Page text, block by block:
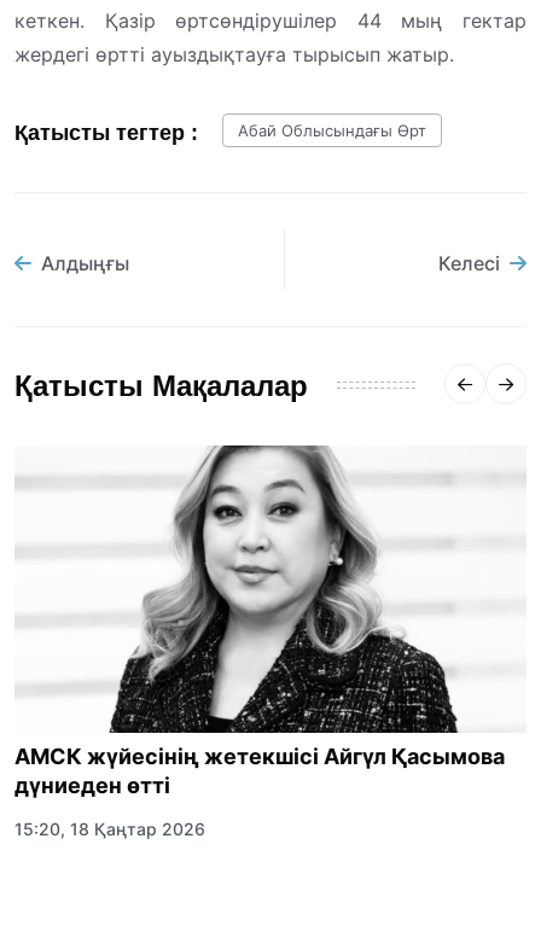
кеткен. Қазір өртсөндірушілер 44 мың гектар
жердегі өртті ауыздықтауға тырысып жатыр.
Қатысты тегтер : Абай Облысындағы Өрт
Алдыңғы Келесі
Қатысты Мақалалар
АМСК жүйесінің жетекшісі Айгүл Қасымова
дүниеден өтті
15:20, 18 Қаңтар 2026